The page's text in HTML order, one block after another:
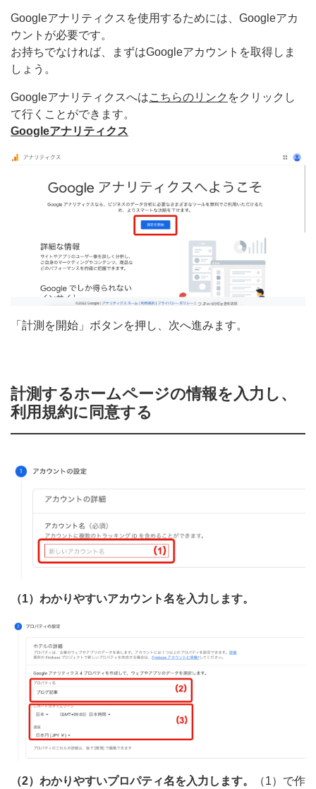
Googleアナリティクスを使用するためには、Googleアカ
ウントが必要です。
お持ちでなければ、まずはGoogleアカウントを取得しま
しょう。
Googleアナリティクスへはこちらのリンク をクリックし
て行くことができます。
Googleアナリティクス
「計測を開始」ボタンを押し、次へ進みます。
計測するホームページの情報を入力し、
利用規約に同意する
（1）わかりやすいアカウント名を入力します。
（2）わかりやすいプロパティ名を入力します。
（1）で作